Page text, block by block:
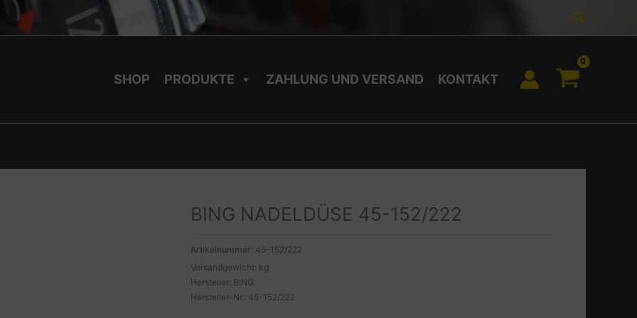
Suchen
SHOP PRODUKTE ZAHLUNG UND VERSAND KONTAKT
BING NADELDÜSE 45-152/222
Artikelnummer: 45-152/222
Versandgewicht: kg
Hersteller: BING
Hersteller-Nr.: 45-152/222